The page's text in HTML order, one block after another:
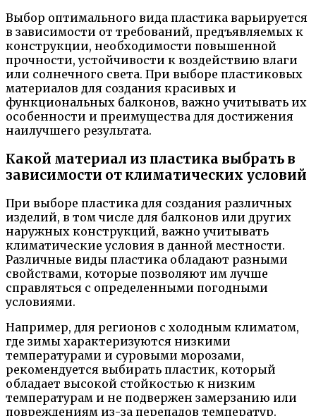
Выбор оптимального вида пластика варьируется
в зависимости от требований, предъявляемых к
конструкции, необходимости повышенной
прочности, устойчивости к воздействию влаги
или солнечного света. При выборе пластиковых
материалов для создания красивых и
функциональных балконов, важно учитывать их
особенности и преимущества для достижения
наилучшего результата.
Какой материал из пластика выбрать в
зависимости от климатических условий
При выборе пластика для создания различных
изделий, в том числе для балконов или других
наружных конструкций, важно учитывать
климатические условия в данной местности.
Различные виды пластика обладают разными
свойствами, которые позволяют им лучше
справляться с определенными погодными
условиями.
Например, для регионов с холодным климатом,
где зимы характеризуются низкими
температурами и суровыми морозами,
рекомендуется выбирать пластик, который
обладает высокой стойкостью к низким
температурам и не подвержен замерзанию или
повреждениям из-за перепадов температур.